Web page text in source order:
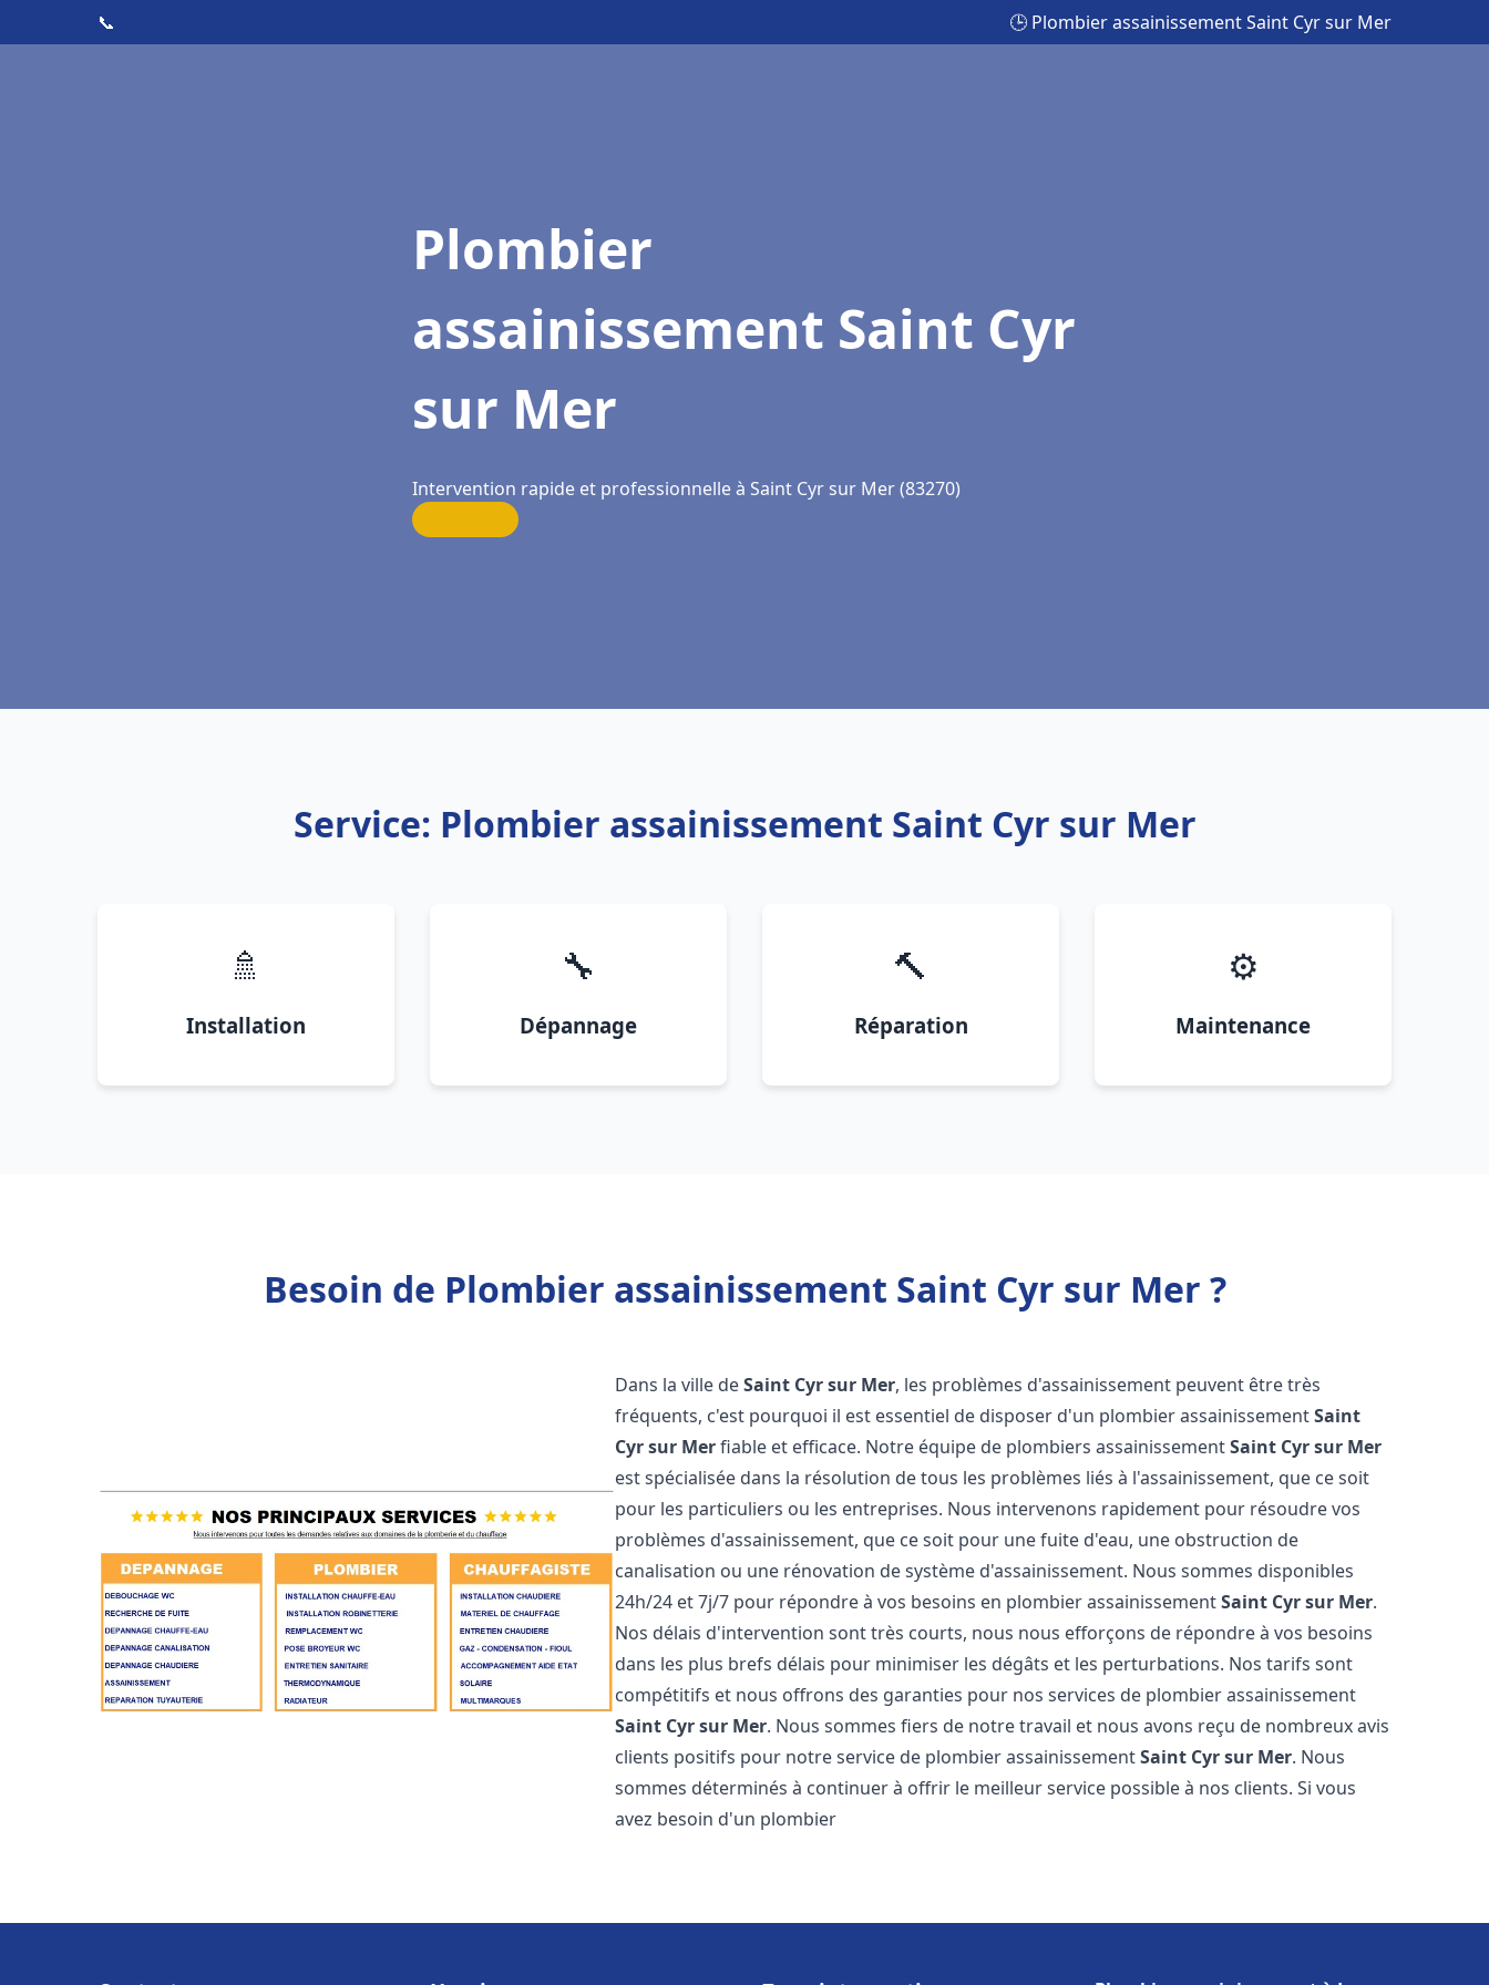
📞 🕒 Plombier assainissement Saint Cyr sur Mer
Plombier
assainissement Saint Cyr
sur Mer
Intervention rapide et professionnelle à Saint Cyr sur Mer (83270)
Service: Plombier assainissement Saint Cyr sur Mer
🚿
Installation
🔧
Dépannage
🔨
Réparation
⚙️
Maintenance
Besoin de Plombier assainissement Saint Cyr sur Mer ?
Dans la ville deSaint Cyr sur Mer, les problèmes d'assainissement peuvent être très
fréquents, c'est pourquoi il est essentiel de disposer d'un plombier assainissementSaint
Cyr sur Merfiable et efficace. Notre équipe de plombiers assainissementSaint Cyr sur Mer
est spécialisée dans la résolution de tous les problèmes liés à l'assainissement, que ce soit
pour les particuliers ou les entreprises. Nous intervenons rapidement pour résoudre vos
problèmes d'assainissement, que ce soit pour une fuite d'eau, une obstruction de
canalisation ou une rénovation de système d'assainissement. Nous sommes disponibles
24h/24 et 7j/7 pour répondre à vos besoins en plombier assainissementSaint Cyr sur Mer.
Nos délais d'intervention sont très courts, nous nous efforçons de répondre à vos besoins
dans les plus brefs délais pour minimiser les dégâts et les perturbations. Nos tarifs sont
compétitifs et nous offrons des garanties pour nos services de plombier assainissement
Saint Cyr sur Mer. Nous sommes fiers de notre travail et nous avons reçu de nombreux avis
clients positifs pour notre service de plombier assainissementSaint Cyr sur Mer. Nous
sommes déterminés à continuer à offrir le meilleur service possible à nos clients. Si vous
avez besoin d'un plombier